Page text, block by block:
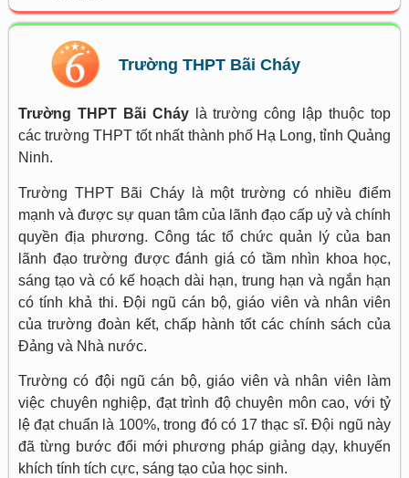
Trường THPT Bãi Cháy
Trường THPT Bãi Cháylà trường công lập thuộc top
các trường THPT tốt nhất thành phố Hạ Long, tỉnh Quảng
Ninh.
Trường THPT Bãi Cháy là một trường có nhiều điểm
mạnh và được sự quan tâm của lãnh đạo cấp uỷ và chính
quyền địa phương. Công tác tổ chức quản lý của ban
lãnh đạo trường được đánh giá có tầm nhìn khoa học,
sáng tạo và có kế hoạch dài hạn, trung hạn và ngắn hạn
có tính khả thi. Đội ngũ cán bộ, giáo viên và nhân viên
của trường đoàn kết, chấp hành tốt các chính sách của
Đảng và Nhà nước.
Trường có đội ngũ cán bộ, giáo viên và nhân viên làm
việc chuyên nghiệp, đạt trình độ chuyên môn cao, với tỷ
lệ đạt chuẩn là 100%, trong đó có 17 thạc sĩ. Đội ngũ này
đã từng bước đổi mới phương pháp giảng dạy, khuyến
khích tính tích cực, sáng tạo của học sinh.